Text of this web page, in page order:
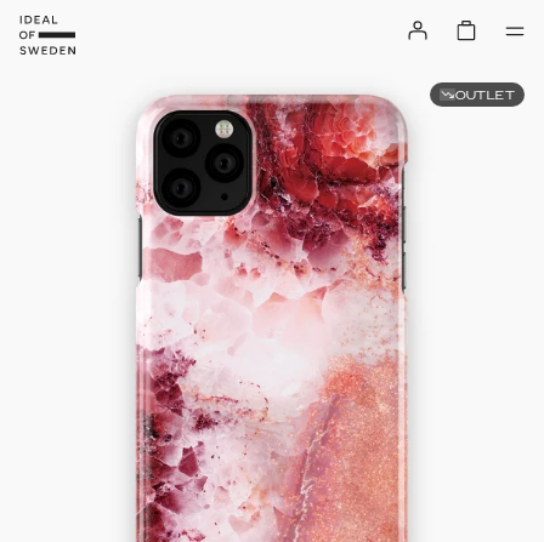
OUTLET